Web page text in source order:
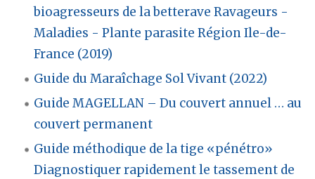
bioagresseurs de la betterave Ravageurs -
Maladies - Plante parasite Région Ile-de-
France (2019)
Guide du Maraîchage Sol Vivant (2022)
Guide MAGELLAN – Du couvert annuel … au
couvert permanent
Guide méthodique de la tige «pénétro»
Diagnostiquer rapidement le tassement de